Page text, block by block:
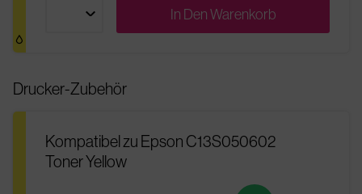
In DenWarenkorb
Drucker-Zubehör
Kompatibel zu Epson C13S050602
Toner Yellow